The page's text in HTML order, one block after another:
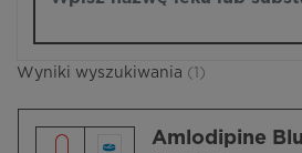
Wyniki wyszukiwania (1)
Amlodipine